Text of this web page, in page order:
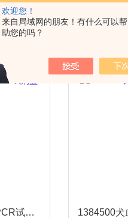
欢迎您！
来自局域网的朋友！有什么可以帮
助您的吗？
1385600凝结芽孢杆菌PCR试剂盒